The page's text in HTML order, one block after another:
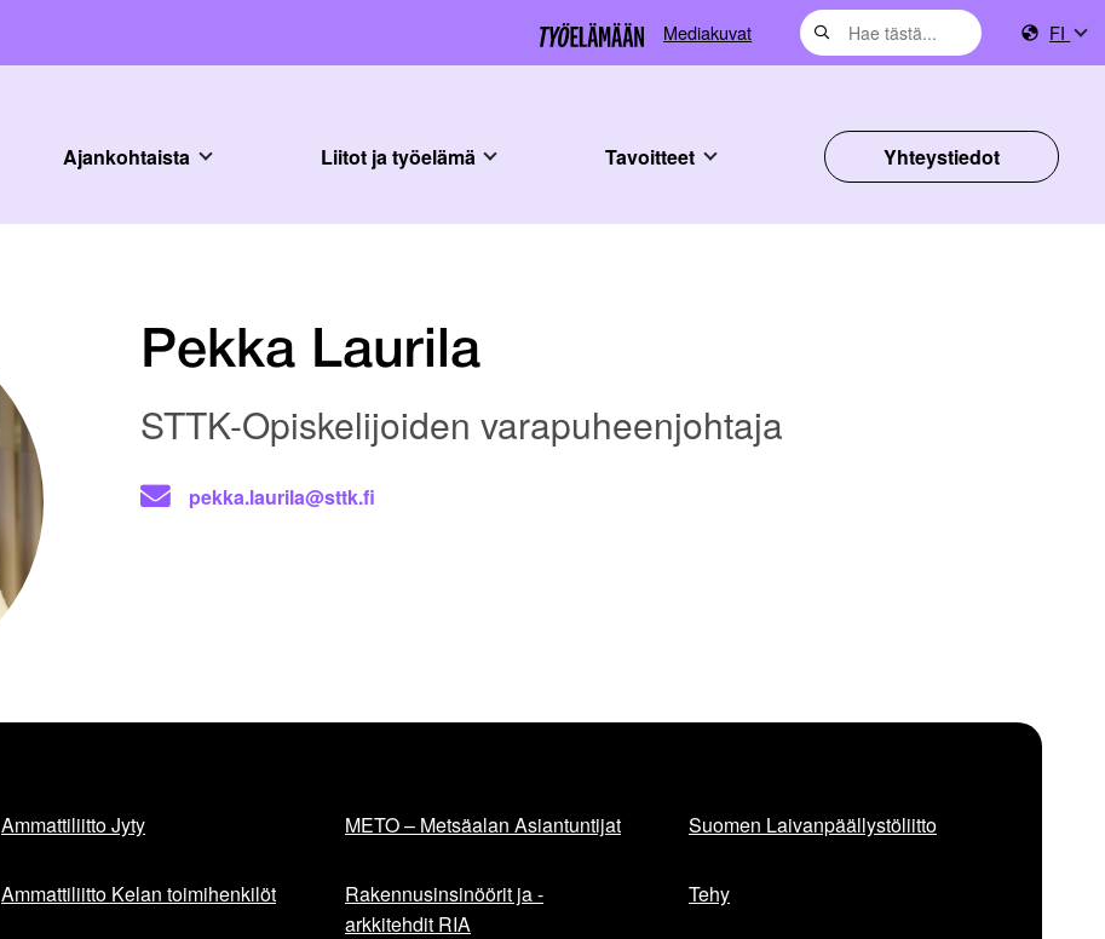
Mediakuvat FI
Ajankohtaista Liitot ja työelämä Tavoitteet Yhteystiedot
Pekka Laurila
STTK-Opiskelijoiden varapuheenjohtaja
pekka.laurila@sttk.fi
Ammattiliitto Jyty
Ammattiliitto Kelan toimihenkilöt
METO – Metsäalan Asiantuntijat
Rakennusinsinöörit ja -
arkkitehdit RIA
Suomen Laivanpäällystöliitto
Tehy